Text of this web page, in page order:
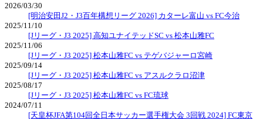
2026/03/30
[明治安田J2・J3百年構想リーグ 2026] カターレ富山 vs FC今治
2025/11/10
[Jリーグ・J3 2025] 高知ユナイテッドSC vs 松本山雅FC
2025/11/06
[Jリーグ・J3 2025] 松本山雅FC vs テゲバジャーロ宮崎
2025/09/14
[Jリーグ・J3 2025] 松本山雅FC vs アスルクラロ沼津
2025/08/17
[Jリーグ・J3 2025] 松本山雅FC vs FC琉球
2024/07/11
[天皇杯JFA第104回全日本サッカー選手権大会 3回戦 2024] FC東京